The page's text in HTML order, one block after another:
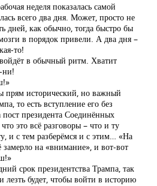
неделя показалась самой
всего два дня. Может, просто не
дней, как обычно, тогда быстро бы
в порядок привели. А два дня –
то!
в обычный ритм. Хватит
ни!
прям исторический, но важный
то есть вступление его без
пост президента Соединённых
это всё разговоры – что и ту
и с тем разберёмся и с этим… «На
замерло на «внимание», и вот-вот
срок президентства Трампа, так
лезть будет, чтобы войти в историю